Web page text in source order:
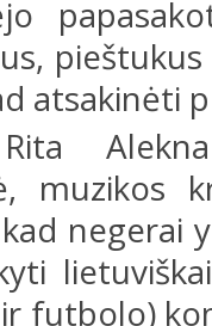
atsakinėti
muzikos
negerai
ir futbolo)